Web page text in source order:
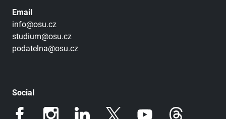
Email
info@osu.cz
studium@osu.cz
podatelna@osu.cz
Social